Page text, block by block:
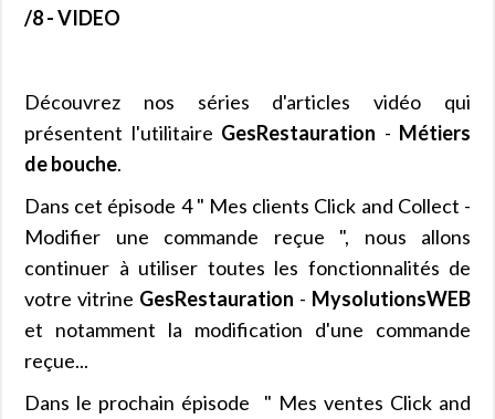
/8 - VIDEO
Découvrez nos séries d'articles vidéo qui
présentent l'utilitaire GesRestauration - Métiers
de bouche.
Dans cet épisode 4 " Mes clients Click and Collect -
Modifier une commande reçue ", nous allons
continuer à utiliser toutes les fonctionnalités de
votre vitrine GesRestauration - MysolutionsWEB
et notamment la modification d'une commande
reçue...
Dans le prochain épisode " Mes ventes Click and